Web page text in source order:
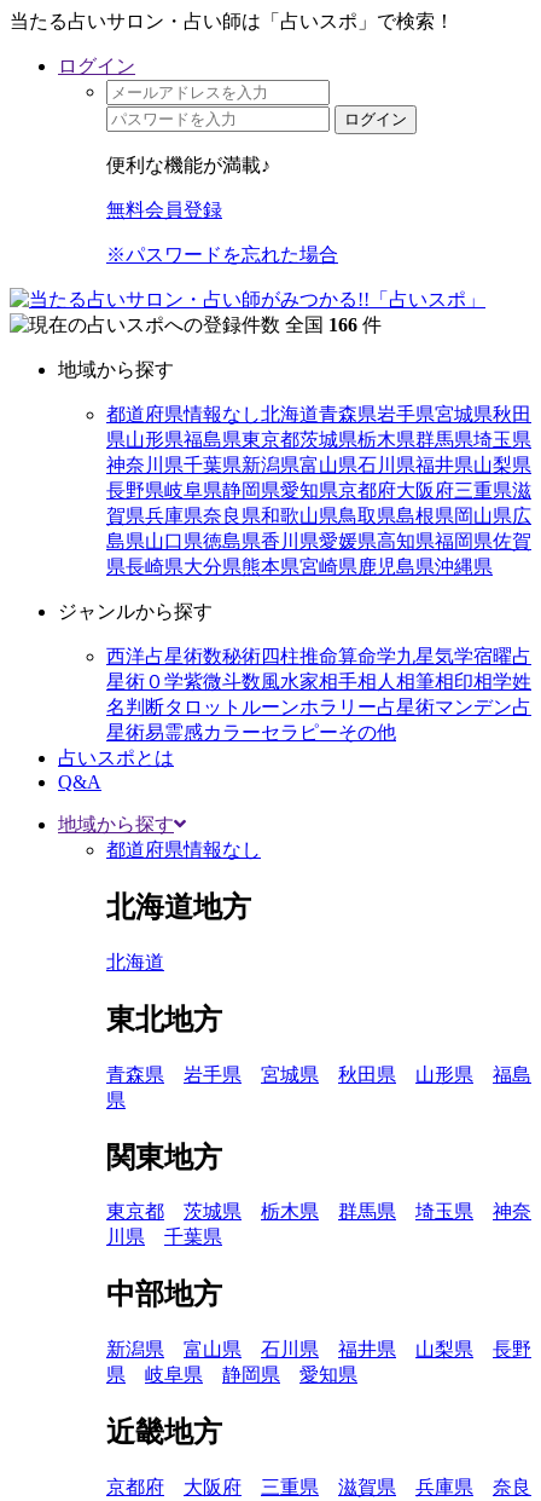
当たる占いサロン・占い師は「占いスポ」で検索！
ログイン
ログイン
便利な機能が満載♪
無料会員登録
※パスワードを忘れた場合
全国 166 件
地域から探す
都道府県情報なし北海道青森県岩手県宮城県秋田
県山形県福島県東京都茨城県栃木県群馬県埼玉県
神奈川県千葉県新潟県富山県石川県福井県山梨県
長野県岐阜県静岡県愛知県京都府大阪府三重県滋
賀県兵庫県奈良県和歌山県鳥取県島根県岡山県広
島県山口県徳島県香川県愛媛県高知県福岡県佐賀
県長崎県大分県熊本県宮崎県鹿児島県沖縄県
ジャンルから探す
西洋占星術数秘術四柱推命算命学九星気学宿曜占
星術０学紫微斗数風水家相手相 人相筆相印相学姓
名判断タロット ルーンホラリー占星術マンデン占
星術易霊感カラーセラピーその他
占いスポとは
Q&A
地域から探す
都道府県情報なし
北海道地方
北海道
東北地方
青森県 岩手県 宮城県 秋田県 山形県
福島
県
関東地方
東京都 茨城県 栃木県 群馬県 埼玉県
神奈
川県
千葉県
中部地方
新潟県 富山県 石川県 福井県 山梨県
長野
県
岐阜県 静岡県 愛知県
近畿地方
京都府 大阪府 三重県 滋賀県 兵庫県
奈良